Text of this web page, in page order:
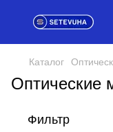
Каталог
Оптические
Фильтр